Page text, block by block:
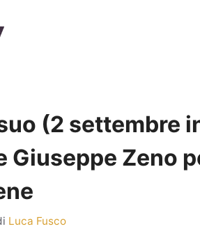
(2 settembre
Giuseppe Zeno
Luca Fusco